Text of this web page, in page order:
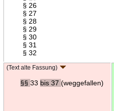
§ 26
§ 27
§ 28
§ 29
§ 30
§ 31
§ 32
(Text alte Fassung)
§§ 33 bis 37 (weggefallen)